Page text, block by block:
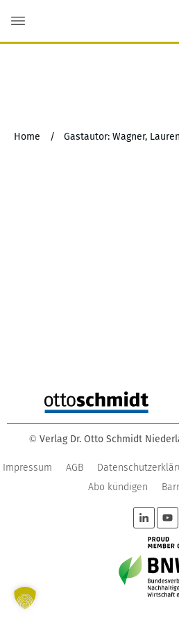
Home / Gastautor: Wagner,
© Verlag Dr. Otto Schmidt
Impressum AGB
Abo kündigen